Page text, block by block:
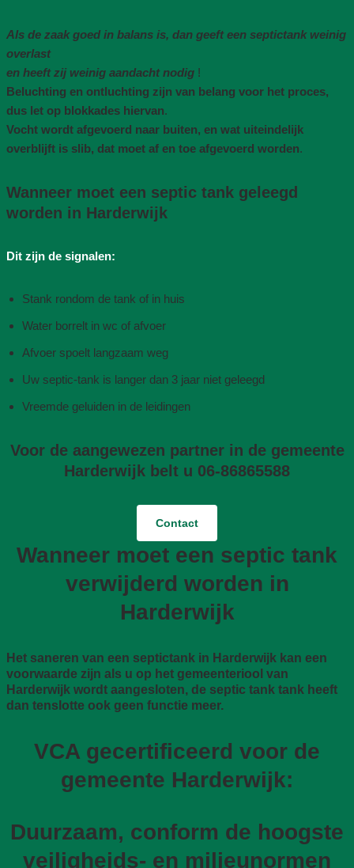
Als de zaak goed in balans is, dan geeft een septictank weinig
overlast
en heeft zij weinig aandacht nodig !
Beluchting en ontluchting zijn van belang voor het proces,
dus let op blokkades hiervan.
Vocht wordt afgevoerd naar buiten, en wat uiteindelijk
overblijft is slib, dat moet af en toe afgevoerd worden.
Wanneer moet een septic tank geleegd
worden in Harderwijk
Dit zijn de signalen:
Stank rondom de tank of in huis
Water borrelt in wc of afvoer
Afvoer spoelt langzaam weg
Uw septic-tank is langer dan 3 jaar niet geleegd
Vreemde geluiden in de leidingen
Voor de aangewezen partner in de gemeente
Harderwijk belt u 06-86865588
Contact
Wanneer moet een septic tank
verwijderd worden in
Harderwijk
Het saneren van een septictank in Harderwijk kan een
voorwaarde zijn als u op het gemeenteriool van
Harderwijk wordt aangesloten, de septic tank tank heeft
dan tenslotte ook geen functie meer.
VCA gecertificeerd voor de
gemeente Harderwijk:
Duurzaam, conform de hoogste
veiligheids- en milieunormen